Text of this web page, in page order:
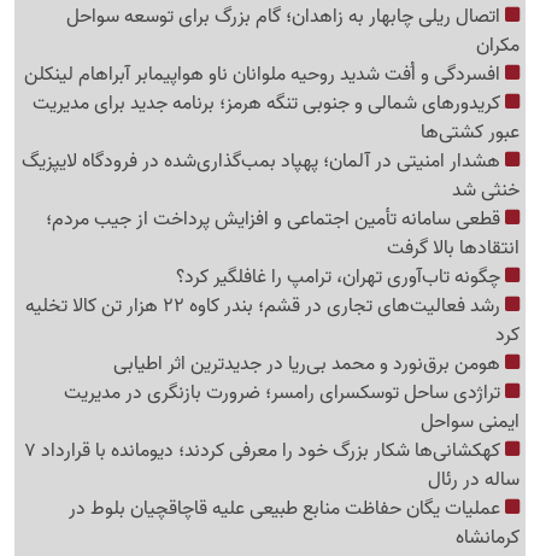
اتصال ریلی چابهار به زاهدان؛ گام بزرگ برای توسعه سواحل
مکران
افسردگی و اُفت شدید روحیه ملوانان ناو هواپیمابر آبراهام لینکلن
کریدورهای شمالی و جنوبی تنگه هرمز؛ برنامه جدید برای مدیریت
عبور کشتی‌ها
هشدار امنیتی در آلمان؛ پهپاد بمب‌گذاری‌شده در فرودگاه لایپزیگ
خنثی شد
قطعی سامانه تأمین اجتماعی و افزایش پرداخت از جیب مردم؛
انتقادها بالا گرفت
چگونه تاب‌آوری تهران، ترامپ را غافلگیر کرد؟
رشد فعالیت‌های تجاری در قشم؛ بندر کاوه 22 هزار تن کالا تخلیه
کرد
هومن برق‌نورد و محمد بی‌ریا در جدیدترین اثر اطیابی
تراژدی ساحل توسکسرای رامسر؛ ضرورت بازنگری در مدیریت
ایمنی سواحل
کهکشانی‌ها شکار بزرگ خود را معرفی کردند؛ دیومانده با قرارداد 7
ساله در رئال
عملیات یگان حفاظت منابع طبیعی علیه قاچاقچیان بلوط در
کرمانشاه